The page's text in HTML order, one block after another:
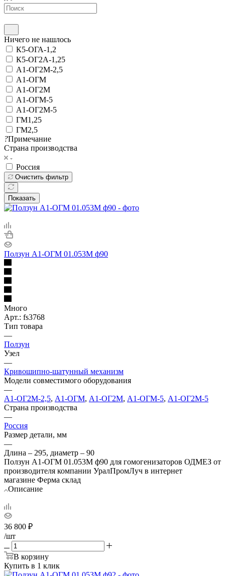
Ничего не нашлось
К5-ОГА-1,2
К5-ОГ2А-1,25
А1-ОГ2М-2,5
А1-ОГМ
А1-ОГ2М
А1-ОГМ-5
А1-ОГ2М-5
ГМ1,25
ГМ2,5
?Примечание
Страна производства
Россия
Очистить фильтр
Показать
Ползун А1-ОГМ 01.053М ф90
Много
Арт.: fs3768
Тип товара
—
Ползун
Узел
—
Кривошипно-шатунный механизм
Модели совместимого оборудования
—
А1-ОГ2М-2,5, А1-ОГМ, А1-ОГ2М, А1-ОГМ-5, А1-ОГ2М-5
Страна производства
—
Россия
Размер детали, мм
—
Длина – 295, диаметр – 90
Ползун А1-ОГМ 01.053М ф90 для гомогенизаторов ОДМЕЗ от
производителя компании УралПромЛуч в интернет
магазине Ферма склад
Описание
36 800 ₽
/шт
В корзину
Купить в 1 клик